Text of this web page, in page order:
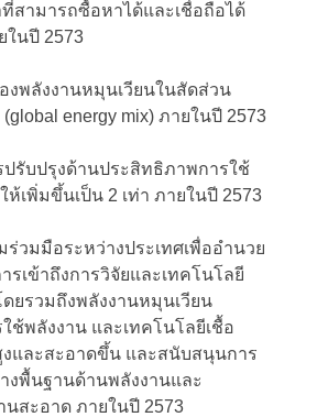
สามารถซื้อหาได้และเชื่อถือได้
ในปี 2573
งพลังงานหมุนเวียนในสัดส่วน
energy mix) ภายในปี 2573
ปรับปรุงด้านประสิทธิภาพการใช้
ห้เพิ่มขึ้นเป็น 2 เท่า ภายในปี 2573
ร่วมมือระหว่างประเทศเพื่ออำนวย
รเข้าถึงการวิจัยและเทคโนโลยี
ยรวมถึงพลังงานหมุนเวียน
ช้พลังงาน และเทคโนโลยีเชื้อ
และสะอาดขึ้น และสนับสนุนการ
งพื้นฐานด้านพลังงานและ
นสะอาด ภายในปี 2573